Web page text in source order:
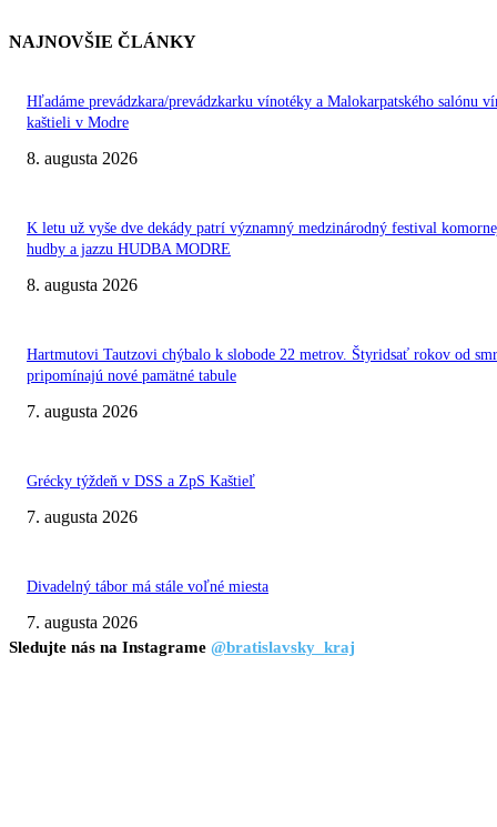
NAJNOVŠIE ČLÁNKY
Hľadáme prevádzkara/prevádzkarku vínotéky a Malokarpatského salónu
kaštieli v Modre
8. augusta 2026
K letu už vyše dve dekády patrí významný medzinárodný festival
hudby a jazzu HUDBA MODRE
8. augusta 2026
Hartmutovi Tautzovi chýbalo k slobode 22 metrov. Štyridsať rokov od
pripomínajú nové pamätné tabule
7. augusta 2026
Grécky týždeň v DSS a ZpS Kaštieľ
7. augusta 2026
Divadelný tábor má stále voľné miesta
7. augusta 2026
Sledujte nás na Instagrame @bratislavsky_kraj